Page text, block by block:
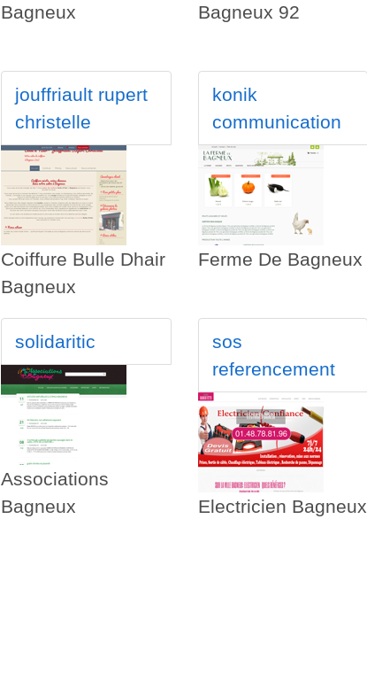
Bagneux Bagneux 92
jouffriault rupert
christelle
Coiffure Bulle Dhair
Bagneux
konik
communication
Ferme De Bagneux
solidaritic
Associations
Bagneux
sos
referencement
Electricien Bagneux